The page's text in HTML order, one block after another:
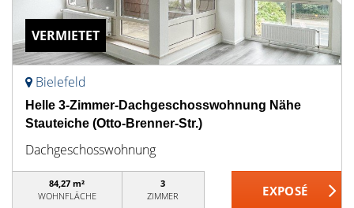
VERMIETET
Bielefeld
Helle 3-Zimmer-Dachgeschosswohnung Nähe
Stauteiche (Otto-Brenner-Str.)
Dachgeschosswohnung
84,27 m²
WOHNFLÄCHE
3
ZIMMER